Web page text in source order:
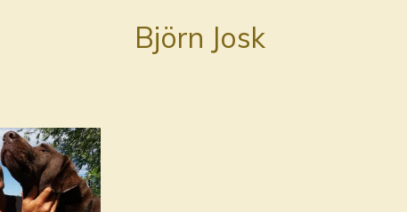
Björn Josk